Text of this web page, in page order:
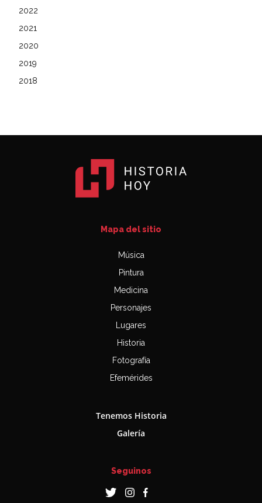
2022
2021
2020
2019
2018
Mapa del sitio
Música
Pintura
Medicina
Personajes
Lugares
Historia
Fotografía
Efemérides
Tenemos Historia
Galería
Seguinos